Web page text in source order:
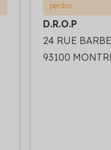
perdus
D.R.O.P
24 RUE
93100